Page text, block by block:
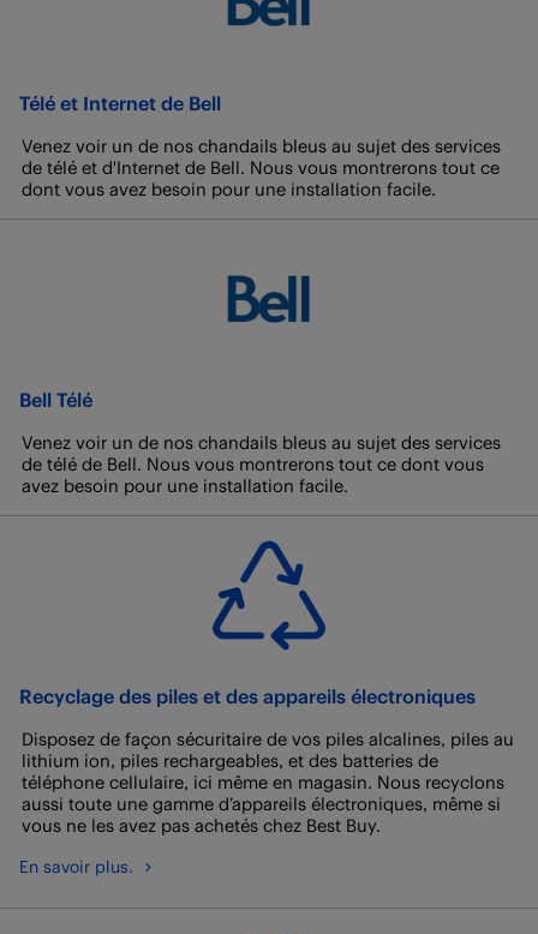
Télé et Internet de Bell
Venez voir un de nos chandails bleus au sujet des services
de télé et d'Internet de Bell. Nous vous montrerons tout ce
dont vous avez besoin pour une installation facile.
Bell Télé
Venez voir un de nos chandails bleus au sujet des services
de télé de Bell. Nous vous montrerons tout ce dont vous
avez besoin pour une installation facile.
Recyclage des piles et des appareils électroniques
Disposez de façon sécuritaire de vos piles alcalines, piles au
lithium ion, piles rechargeables, et des batteries de
téléphone cellulaire, ici même en magasin. Nous recyclons
aussi toute une gamme d’appareils électroniques, même si
vous ne les avez pas achetés chez Best Buy.
En savoir plus.